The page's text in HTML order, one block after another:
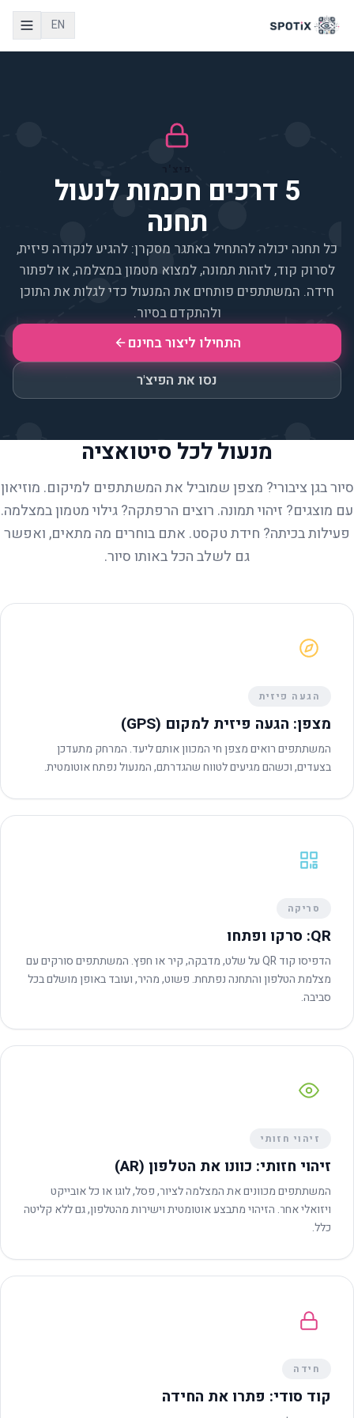
EN
פיצ'ר
5 דרכים חכמות לנעול
תחנה
כל תחנה יכולה להתחיל באתגר מסקרן: להגיע לנקודה פיזית,
לסרוק קוד, לזהות תמונה, למצוא מטמון במצלמה, או לפתור
חידה. המשתתפים פותחים את המנעול כדי לגלות את התוכן
ולהתקדם בסיור.
התחילו ליצור בחינם
נסו את הפיצ'ר
מנעול לכל סיטואציה
סיור בגן ציבורי? מצפן שמוביל את המשתתפים למיקום. מוזיאון
עם מוצגים? זיהוי תמונה. רוצים הרפתקה? גילוי מטמון במצלמה.
פעילות בכיתה? חידת טקסט. אתם בוחרים מה מתאים, ואפשר
גם לשלב הכל באותו סיור.
הגעה פיזית
מצפן: הגעה פיזית למקום (GPS)
המשתתפים רואים מצפן חי המכוון אותם ליעד. המרחק מתעדכן
בצעדים, וכשהם מגיעים לטווח שהגדרתם, המנעול נפתח אוטומטית.
סריקה
QR: סרקו ופתחו
הדפיסו קוד QR על שלט, מדבקה, קיר או חפץ. המשתתפים סורקים עם
מצלמת הטלפון והתחנה נפתחת. פשוט, מהיר, ועובד באופן מושלם בכל
סביבה.
זיהוי חזותי
זיהוי חזותי: כוונו את הטלפון (AR)
המשתתפים מכוונים את המצלמה לציור, פסל, לוגו או כל אובייקט
ויזואלי אחר. הזיהוי מתבצע אוטומטית וישירות מהטלפון, גם ללא קליטה
כלל.
חידה
קוד סודי: פתרו את החידה